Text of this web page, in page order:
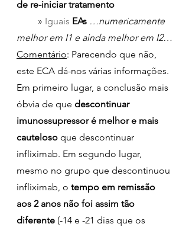
de re-iniciar tratamento
         »
Iguais EAs …numericamente
melhor em I1 e ainda melhor em I2…
Comentário: Parecendo que não,
este ECA dá-nos várias informações.
Em primeiro lugar, a conclusão mais
óbvia de que descontinuar
imunossupressor é melhor e mais
cauteloso que descontinuar
infliximab. Em segundo lugar,
mesmo no grupo que descontinuou
infliximab, o tempo em remissão
aos 2 anos não foi assim tão
diferente (-14 e -21 dias que os